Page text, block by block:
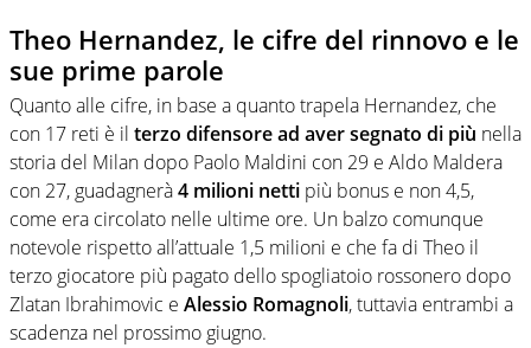
Theo Hernandez, le cifre del rinnovo e le
sue prime parole
Quanto alle cifre, in base a quanto trapela Hernandez, che
con 17 reti è il terzo difensore ad aver segnato di più nella
storia del Milan dopo Paolo Maldini con 29 e Aldo Maldera
con 27, guadagnerà4 milioni netti più bonus e non 4,5,
come era circolato nelle ultime ore. Un balzo comunque
notevole rispetto all’attuale 1,5 milioni e che fa di Theo il
terzo giocatore più pagato dello spogliatoio rossonero dopo
Zlatan Ibrahimovic e Alessio Romagnoli, tuttavia entrambi a
scadenza nel prossimo giugno.